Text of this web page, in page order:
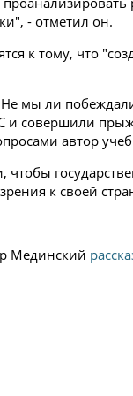
- отметил он.
к тому, что
мы ли
совершили
автор
к своей
Мединский